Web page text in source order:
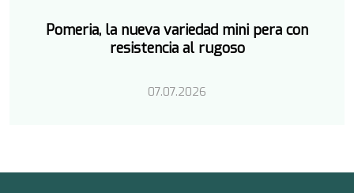
Pomeria, la nueva variedad mini pera con
resistencia al rugoso
07.07.2026